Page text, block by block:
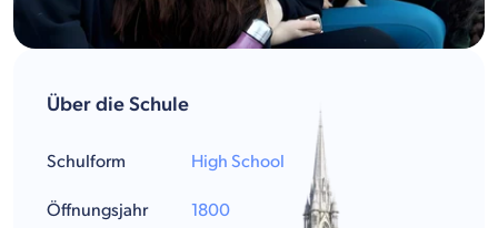
Über die Schule
Schulform
Öffnungsjahr
High School
1800